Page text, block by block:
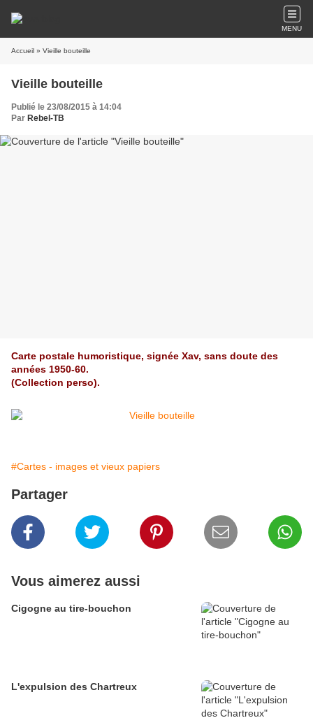
MENU
Accueil » Vieille bouteille
Vieille bouteille
Publié le 23/08/2015 à 14:04
Par Rebel-TB
Carte postale humoristique, signée Xav, sans doute des
années 1950-60.
(Collection perso).
#Cartes - images et vieux papiers
Partager
Vous aimerez aussi
Cigogne au tire-bouchon
L'expulsion des Chartreux